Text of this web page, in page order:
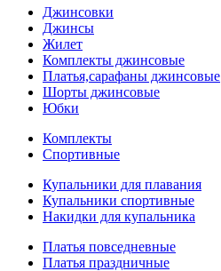
Джинсовки
Джинсы
Жилет
Комплекты джинсовые
Платья,сарафаны джинсовые
Шорты джинсовые
Юбки
Комплекты
Спортивные
Купальники для плавания
Купальники спортивные
Накидки для купальника
Платья повседневные
Платья праздничные